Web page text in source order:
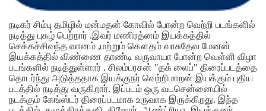
நடிகர் சிம்பு தமிழில் மன்மதன் கோவில் போன்ற வெற்றி படங்களில்
நடித்து புகழ் பெற்றார் .இவர் மணிரத்னம் இயக்கத்தில்
செக்கச்சிவந்த வானம் ,மற்றும் கௌதம் வாசுதேவ மேனன்
இயக்கத்தில் விண்ணை தாண்டி வருவாயா போன்ற வெள்ளி விழா
படங்களில் நடித்துள்ளார் . சிலம்பரசன் "தக் லைப்" திரைப்படத்தை
தொடர்ந்து அடுத்ததாக இயக்குநர் வெற்றிமாறன் இயக்கும் புதிய
படத்தில் நடித்து வருகிறார். இப்படம் ஒரு வடசென்னையில்
நடக்கும் கேங்ஸ்டர் திரைப்படமாக உருவாக இருக்கிறது. இந்த